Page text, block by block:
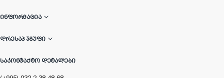
ᲘᲜᲤᲝᲠᲛᲐᲪᲘᲐ
ᲓᲠᲔᲡᲐᲞ ᲯᲒᲣᲤᲘ
ᲡᲐᲙᲝᲜᲢᲐᲥᲢᲝ ᲓᲔᲢᲐᲚᲔᲑᲘ